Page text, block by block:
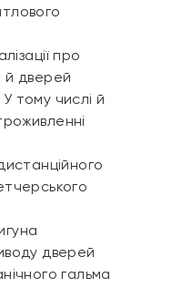
про
й дверей
тому числі й
дверей
гальма